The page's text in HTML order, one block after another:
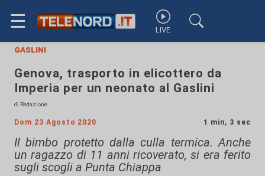
☰ LIVE
gaslini
Genova, trasporto in elicottero da
Imperia per un neonato al Gaslini
di Redazione
Dom 23 Agosto 2020 1 min, 3 sec
Il bimbo protetto dalla culla termica. Anche
un ragazzo di 11 anni ricoverato, si era ferito
sugli scogli a Punta Chiappa